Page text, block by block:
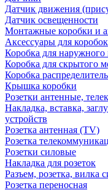
Датчик движения
Датчик освещенности
Монтажные коробки и
Аксессуары для коробок
Коробка для наружного
Коробка для скрытого
Коробка
Крышка коробки
Розетки антенные,
Накладка, вставка,
устройств
Розетка антенная (TV)
Розетка
Розетки силовые
Накладка для розеток
Разъем, розетка, вилка
Розетка переносная